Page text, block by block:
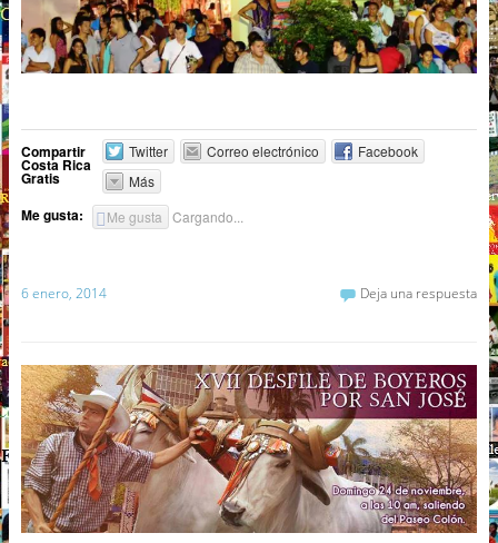
Compartir
Costa Rica
Gratis
Twitter Correo electrónico
Facebook
Más
Me gusta: Me gusta Cargando...
6 enero, 2014 Deja una respuesta